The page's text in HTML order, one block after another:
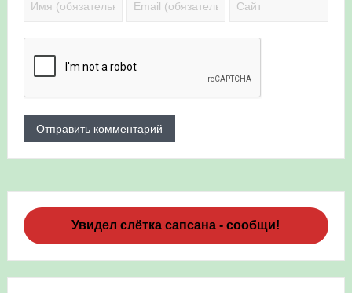
Увидел слётка сапсана - сообщи!